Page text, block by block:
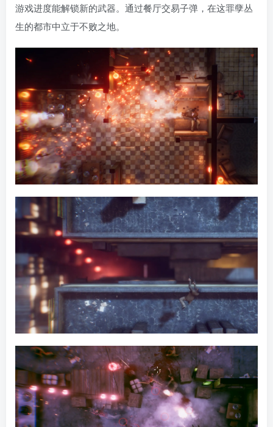
游戏进度能解锁新的武器。通过餐厅交易子弹，在这罪孽丛
生的都市中立于不败之地。